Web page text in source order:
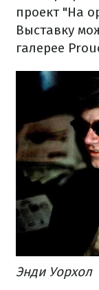
проект "На
Выставку
галерее
Энди Уорхол